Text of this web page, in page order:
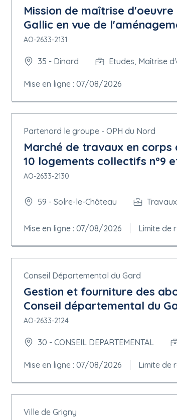
Mission de maîtrise
Gallic en vue de
AO-2633-2131
35 - Dinard Etudes, Maîtrise
Mise en ligne : 07/08/2026
Partenord le groupe - OPH du Nord
Marché de travaux en
10 logements collectifs n°9
AO-2633-2130
59 - Solre-le-Château
Mise en ligne : 07/08/2026 Limite de
Conseil Départemental du Gard
Gestion et fourniture des
Conseil départemental du
AO-2633-2124
30 - CONSEIL DEPARTEMENTAL
Mise en ligne : 07/08/2026 Limite de
Ville de Grigny